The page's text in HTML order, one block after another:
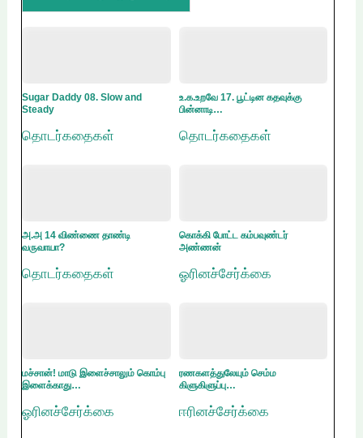
Sugar Daddy 08. Slow and
Steady
தொடர்கதைகள்
உ.க.உறவே 17. பூட்டின கதவுக்கு
பின்னாடி…
தொடர்கதைகள்
அ.அ 14 விண்ணை தாண்டி
வருவாயா?
தொடர்கதைகள்
கொக்கி போட்ட கம்பவுண்டர்
அண்ணன்
ஓரினச்சேர்க்கை
மச்சான்! மாடு இளைச்சாலும் கொம்பு
இளைக்காது…
ஓரினச்சேர்க்கை
ரணகளத்துலேயும் செம்ம
கிளுகிளுப்பு…
ஈரினச்சேர்க்கை